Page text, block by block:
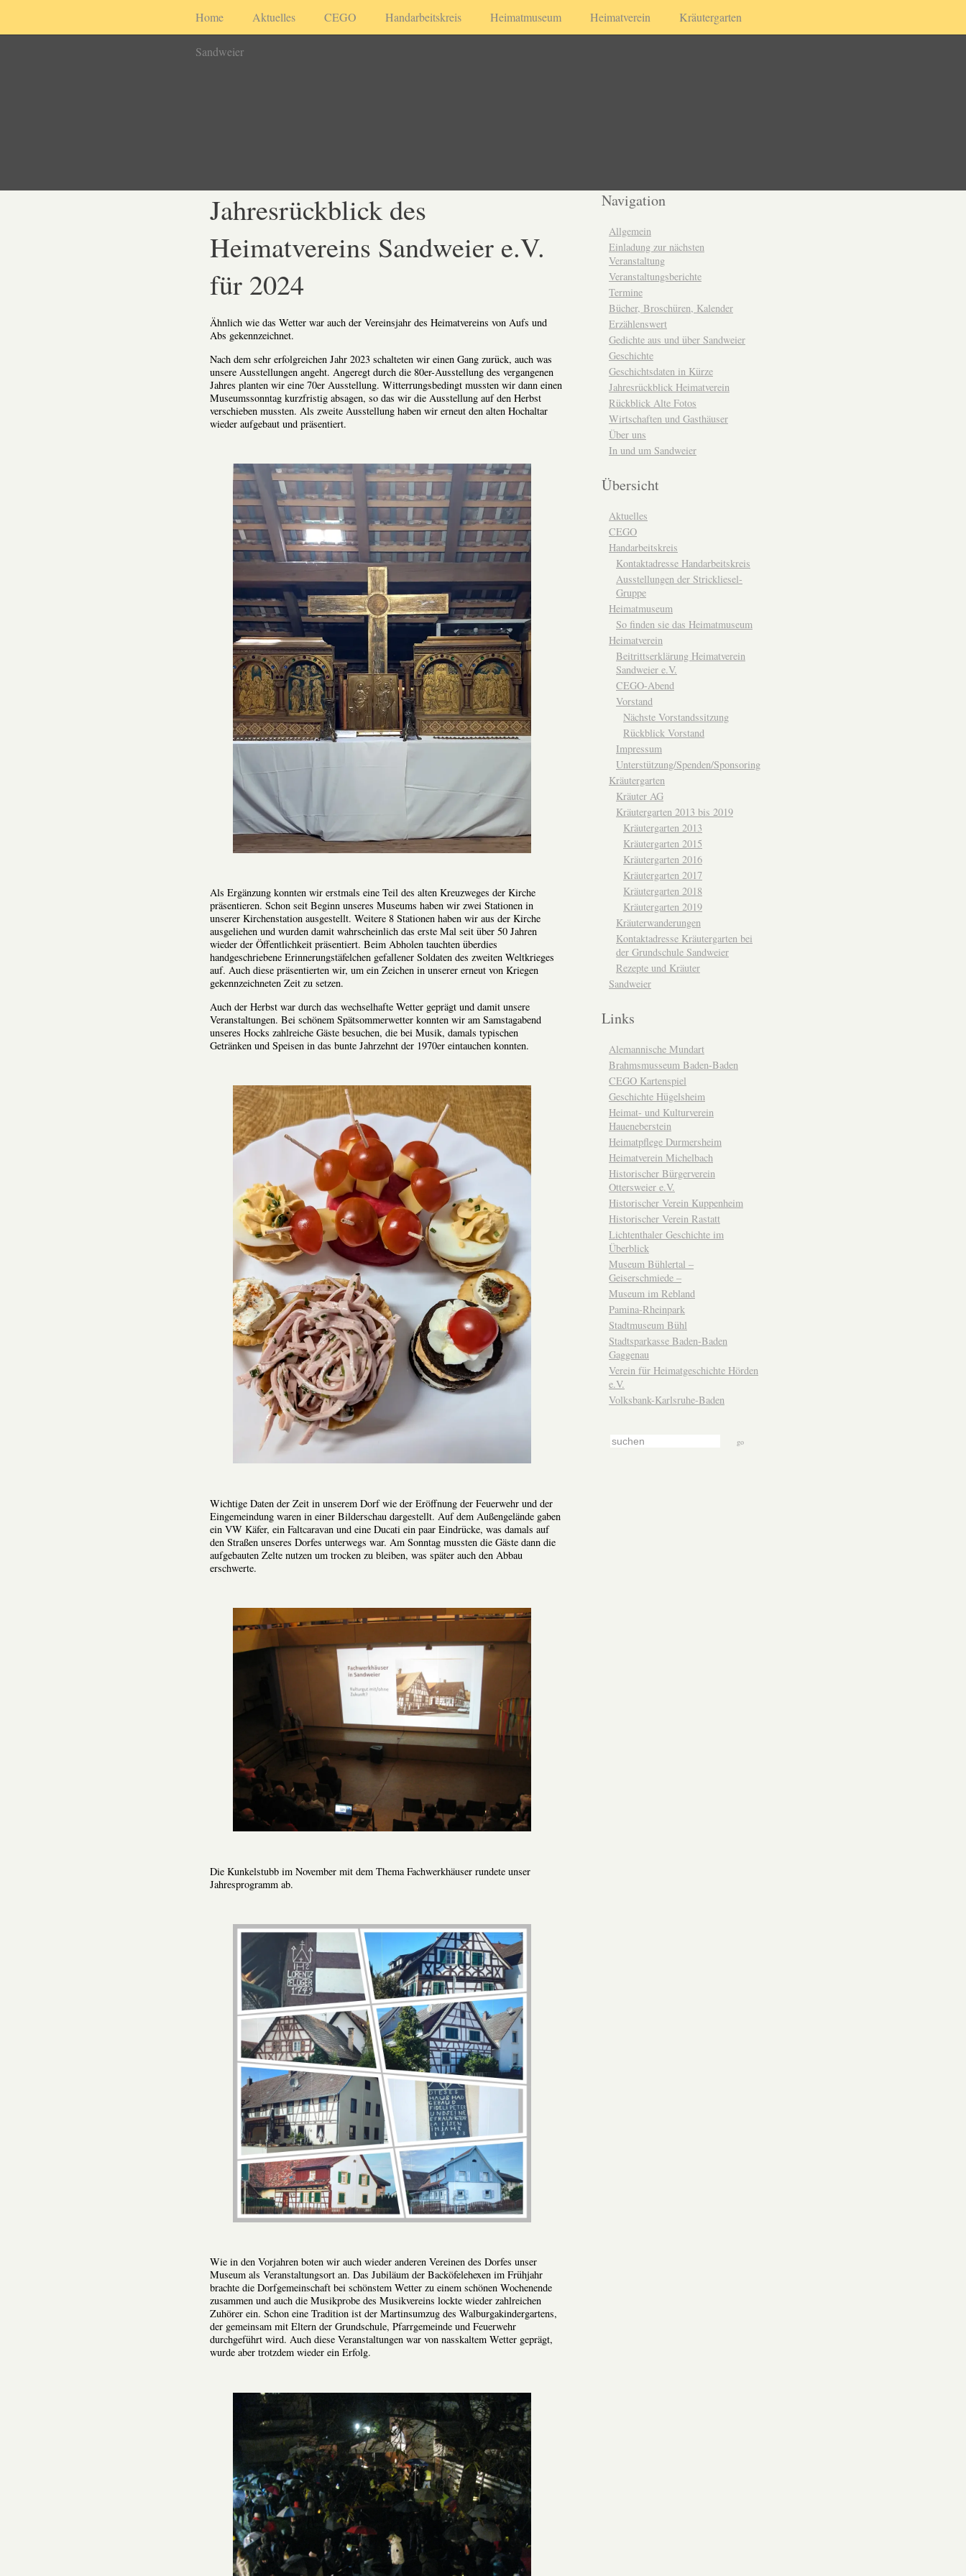
Home Aktuelles CEGO Handarbeitskreis Heimatmuseum Heimatverein Kräutergarten
Sandweier
Jahresrückblick des
Heimatvereins Sandweier e.V.
für 2024
Ähnlich wie das Wetter war auch der Vereinsjahr des Heimatvereins von Aufs und
Abs gekennzeichnet.
Nach dem sehr erfolgreichen Jahr 2023 schalteten wir einen Gang zurück, auch was
unsere Ausstellungen angeht. Angeregt durch die 80er-Ausstellung des vergangenen
Jahres planten wir eine 70er Ausstellung. Witterrungsbedingt mussten wir dann einen
Museumssonntag kurzfristig absagen, so das wir die Ausstellung auf den Herbst
verschieben mussten. Als zweite Ausstellung haben wir erneut den alten Hochaltar
wieder aufgebaut und präsentiert.
Als Ergänzung konnten wir erstmals eine Teil des alten Kreuzweges der Kirche
präsentieren. Schon seit Beginn unseres Museums haben wir zwei Stationen in
unserer Kirchenstation ausgestellt. Weitere 8 Stationen haben wir aus der Kirche
ausgeliehen und wurden damit wahrscheinlich das erste Mal seit über 50 Jahren
wieder der Öffentlichkeit präsentiert. Beim Abholen tauchten überdies
handgeschriebene Erinnerungstäfelchen gefallener Soldaten des zweiten Weltkrieges
auf. Auch diese präsentierten wir, um ein Zeichen in unserer erneut von Kriegen
gekennzeichneten Zeit zu setzen.
Auch der Herbst war durch das wechselhafte Wetter geprägt und damit unsere
Veranstaltungen. Bei schönem Spätsommerwetter konnten wir am Samstagabend
unseres Hocks zahlreiche Gäste besuchen, die bei Musik, damals typischen
Getränken und Speisen in das bunte Jahrzehnt der 1970er eintauchen konnten.
Wichtige Daten der Zeit in unserem Dorf wie der Eröffnung der Feuerwehr und der
Eingemeindung waren in einer Bilderschau dargestellt. Auf dem Außengelände gaben
ein VW Käfer, ein Faltcaravan und eine Ducati ein paar Eindrücke, was damals auf
den Straßen unseres Dorfes unterwegs war. Am Sonntag mussten die Gäste dann die
aufgebauten Zelte nutzen um trocken zu bleiben, was später auch den Abbau
erschwerte.
Die Kunkelstubb im November mit dem Thema Fachwerkhäuser rundete unser
Jahresprogramm ab.
Wie in den Vorjahren boten wir auch wieder anderen Vereinen des Dorfes unser
Museum als Veranstaltungsort an. Das Jubiläum der Backöfelehexen im Frühjahr
brachte die Dorfgemeinschaft bei schönstem Wetter zu einem schönen Wochenende
zusammen und auch die Musikprobe des Musikvereins lockte wieder zahlreichen
Zuhörer ein. Schon eine Tradition ist der Martinsumzug des Walburgakindergartens,
der gemeinsam mit Eltern der Grundschule, Pfarrgemeinde und Feuerwehr
durchgeführt wird. Auch diese Veranstaltungen war von nasskaltem Wetter geprägt,
wurde aber trotzdem wieder ein Erfolg.
Navigation
Allgemein
Einladung zur nächsten
Veranstaltung
Veranstaltungsberichte
Termine
Bücher, Broschüren, Kalender
Erzählenswert
Gedichte aus und über Sandweier
Geschichte
Geschichtsdaten in Kürze
Jahresrückblick Heimatverein
Rückblick Alte Fotos
Wirtschaften und Gasthäuser
Über uns
In und um Sandweier
Übersicht
Aktuelles
CEGO
Handarbeitskreis
Kontaktadresse Handarbeitskreis
Ausstellungen der Strickliesel-
Gruppe
Heimatmuseum
So finden sie das Heimatmuseum
Heimatverein
Beitrittserklärung Heimatverein
Sandweier e.V.
CEGO-Abend
Vorstand
Nächste Vorstandssitzung
Rückblick Vorstand
Impressum
Unterstützung/Spenden/Sponsoring
Kräutergarten
Kräuter AG
Kräutergarten 2013 bis 2019
Kräutergarten 2013
Kräutergarten 2015
Kräutergarten 2016
Kräutergarten 2017
Kräutergarten 2018
Kräutergarten 2019
Kräuterwanderungen
Kontaktadresse Kräutergarten bei
der Grundschule Sandweier
Rezepte und Kräuter
Sandweier
Links
Alemannische Mundart
Brahmsmusseum Baden-Baden
CEGO Kartenspiel
Geschichte Hügelsheim
Heimat- und Kulturverein
Haueneberstein
Heimatpflege Durmersheim
Heimatverein Michelbach
Historischer Bürgerverein
Ottersweier e.V.
Historischer Verein Kuppenheim
Historischer Verein Rastatt
Lichtenthaler Geschichte im
Überblick
Museum Bühlertal –
Geiserschmiede –
Museum im Rebland
Pamina-Rheinpark
Stadtmuseum Bühl
Stadtsparkasse Baden-Baden
Gaggenau
Verein für Heimatgeschichte Hörden
e.V.
Volksbank-Karlsruhe-Baden